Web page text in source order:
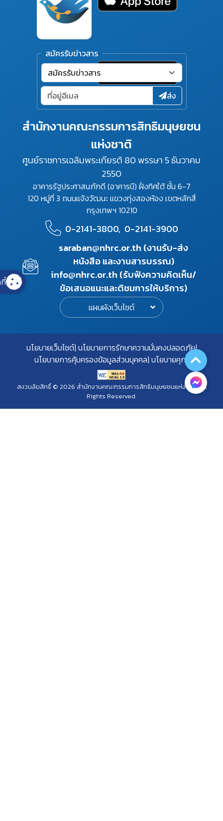
สำนักงานคณะกรรมการสิทธิมนุษยชน
แห่งชาติ
ศูนย์ราชการเฉลิมพระเกียรติ 80 พรรษา 5 ธันวาคม
2550
อาคารรัฐประศาสนภักดี (อาคารบี) ฝั่งทิศใต้ ชั้น 6-7
120 หมู่ที่ 3 ถนนแจ้งวัฒนะ แขวงทุ่งสองห้อง เขตหลักสี่
กรุงเทพฯ 10210
0-2141-3800, 0-2141-3900
saraban@nhrc.or.th (งานรับ-ส่ง
หนังสือ และงานสารบรรณ)
info@nhrc.or.th (รับฟังความคิดเห็น/
ข้อเสนอแนะและติชมการให้บริการ)
แผนผังเว็บไซต์
สมัครรับข่าวสาร
ส่ง
นโยบายเว็บไซต์ นโยบายการรักษาความมั่นคงปลอดภัย
นโยบายการคุ้มครองข้อมูลส่วนบุคคล นโยบายคุกกี้
สงวนลิขสิทธิ์ © 2026 สำนักงานคณะกรรมการสิทธิมนุษยชนแห่งชาติ. All
Rights Reserved.